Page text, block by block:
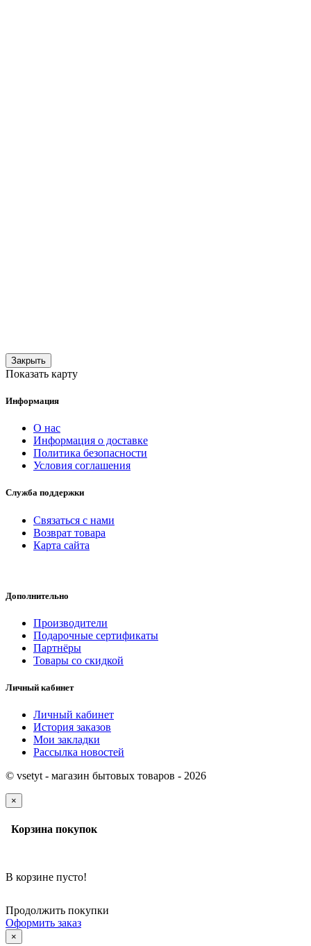
Закрыть
Показать карту
Информация
О нас
Информация о доставке
Политика безопасности
Условия соглашения
Служба поддержки
Связаться с нами
Возврат товара
Карта сайта
Дополнительно
Производители
Подарочные сертификаты
Партнёры
Товары со скидкой
Личный кабинет
Личный кабинет
История заказов
Мои закладки
Рассылка новостей
© vsetyt - магазин бытовых товаров - 2026
×
Корзина покупок
В корзине пусто!
Продолжить покупки
Оформить заказ
×